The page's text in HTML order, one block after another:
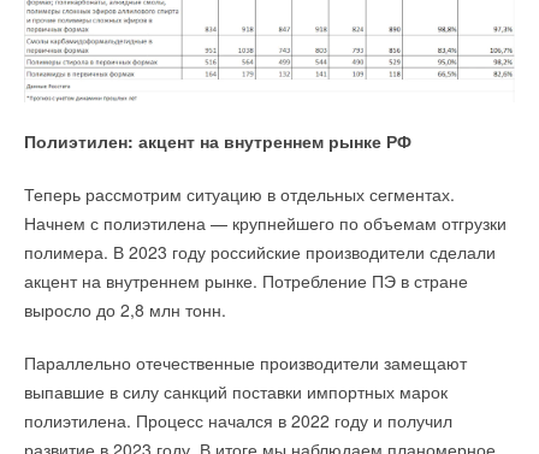
Полиэтилен: акцент на внутреннем рынке РФ
Теперь рассмотрим ситуацию в отдельных сегментах.
Начнем с полиэтилена — крупнейшего по объемам отгрузки
полимера. В 2023 году российские производители сделали
акцент на внутреннем рынке. Потребление ПЭ в стране
выросло до 2,8 млн тонн.
Параллельно отечественные производители замещают
выпавшие в силу санкций поставки импортных марок
полиэтилена. Процесс начался в 2022 году и получил